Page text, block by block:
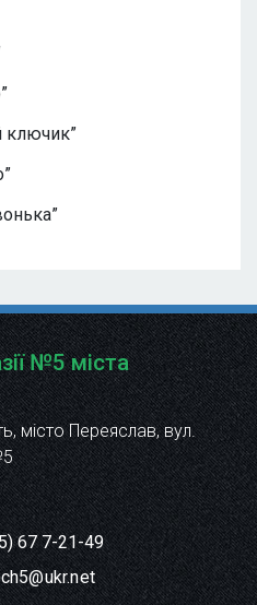
ключик”
№5 міста
місто Переяслав, вул.
67 7-21-49